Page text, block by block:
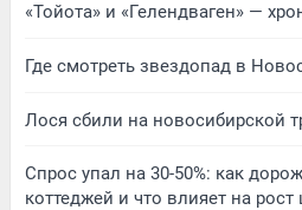
«Тойота» и «Гелендваген» —
Где смотреть звездопад в
Лося сбили на новосибирской
Спрос упал на 30-50%: как
коттеджей и что влияет на